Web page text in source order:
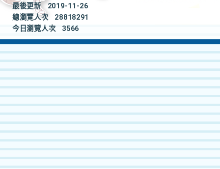
最後更新
2019-11-26
總瀏覽人次
28818291
今日瀏覽人次
3566